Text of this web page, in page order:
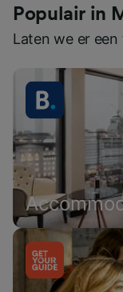
Populair in
Laten we er